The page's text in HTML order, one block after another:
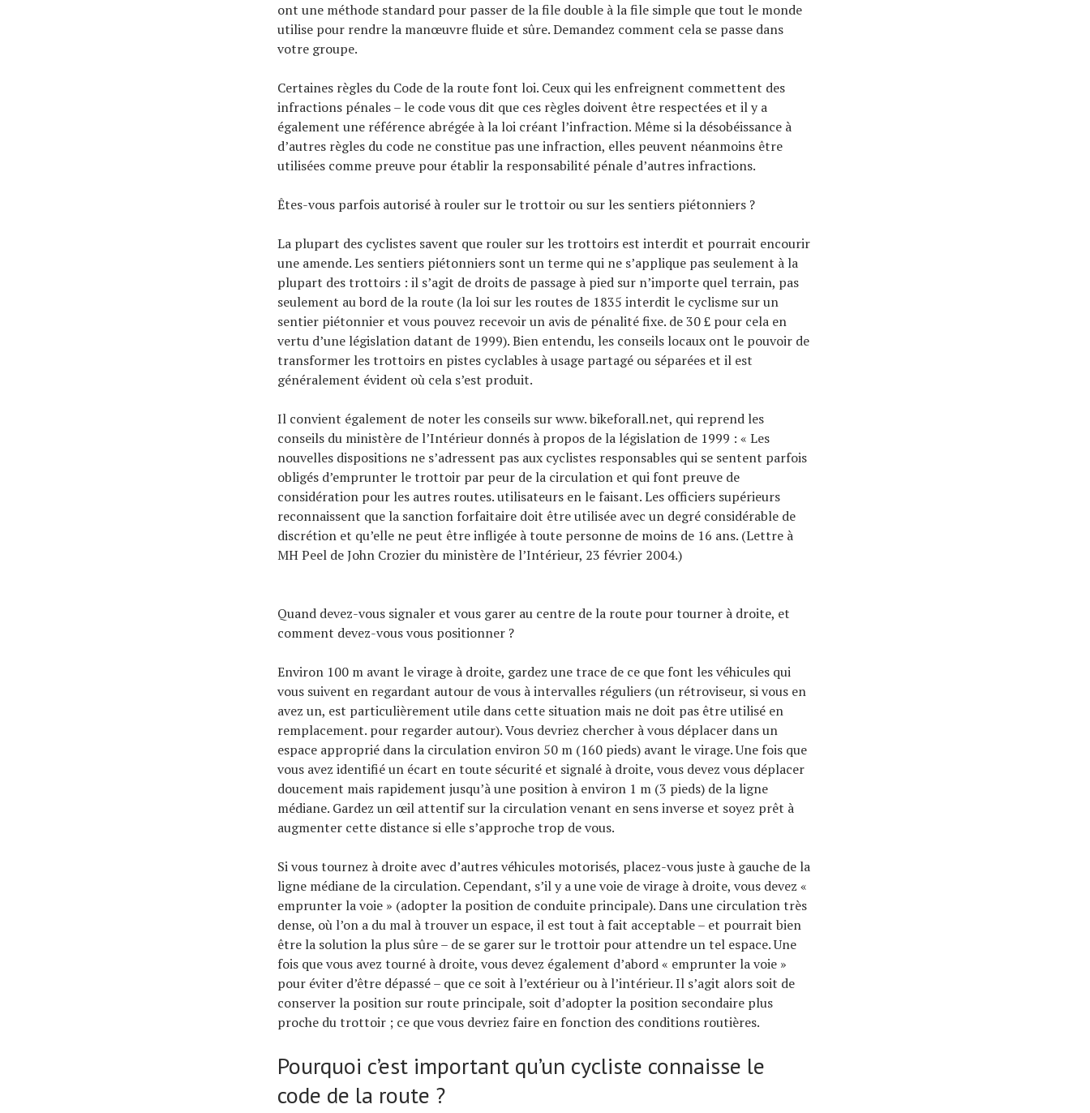
ont une méthode standard pour passer de la file double à la file simple que tout le monde
utilise pour rendre la manœuvre fluide et sûre. Demandez comment cela se passe dans
votre groupe.
Certaines règles du Code de la route font loi. Ceux qui les enfreignent commettent des
infractions pénales – le code vous dit que ces règles doivent être respectées et il y a
également une référence abrégée à la loi créant l’infraction. Même si la désobéissance à
d’autres règles du code ne constitue pas une infraction, elles peuvent néanmoins être
utilisées comme preuve pour établir la responsabilité pénale d’autres infractions.
Êtes-vous parfois autorisé à rouler sur le trottoir ou sur les sentiers piétonniers ?
La plupart des cyclistes savent que rouler sur les trottoirs est interdit et pourrait encourir
une amende. Les sentiers piétonniers sont un terme qui ne s’applique pas seulement à la
plupart des trottoirs : il s’agit de droits de passage à pied sur n’importe quel terrain, pas
seulement au bord de la route (la loi sur les routes de 1835 interdit le cyclisme sur un
sentier piétonnier et vous pouvez recevoir un avis de pénalité fixe. de 30 £ pour cela en
vertu d’une législation datant de 1999). Bien entendu, les conseils locaux ont le pouvoir de
transformer les trottoirs en pistes cyclables à usage partagé ou séparées et il est
généralement évident où cela s’est produit.
Il convient également de noter les conseils sur www. bikeforall.net, qui reprend les
conseils du ministère de l’Intérieur donnés à propos de la législation de 1999 : « Les
nouvelles dispositions ne s’adressent pas aux cyclistes responsables qui se sentent parfois
obligés d’emprunter le trottoir par peur de la circulation et qui font preuve de
considération pour les autres routes. utilisateurs en le faisant. Les officiers supérieurs
reconnaissent que la sanction forfaitaire doit être utilisée avec un degré considérable de
discrétion et qu’elle ne peut être infligée à toute personne de moins de 16 ans. (Lettre à
MH Peel de John Crozier du ministère de l’Intérieur, 23 février 2004.)
Quand devez-vous signaler et vous garer au centre de la route pour tourner à droite, et
comment devez-vous vous positionner ?
Environ 100 m avant le virage à droite, gardez une trace de ce que font les véhicules qui
vous suivent en regardant autour de vous à intervalles réguliers (un rétroviseur, si vous en
avez un, est particulièrement utile dans cette situation mais ne doit pas être utilisé en
remplacement. pour regarder autour). Vous devriez chercher à vous déplacer dans un
espace approprié dans la circulation environ 50 m (160 pieds) avant le virage. Une fois que
vous avez identifié un écart en toute sécurité et signalé à droite, vous devez vous déplacer
doucement mais rapidement jusqu’à une position à environ 1 m (3 pieds) de la ligne
médiane. Gardez un œil attentif sur la circulation venant en sens inverse et soyez prêt à
augmenter cette distance si elle s’approche trop de vous.
Si vous tournez à droite avec d’autres véhicules motorisés, placez-vous juste à gauche de la
ligne médiane de la circulation. Cependant, s’il y a une voie de virage à droite, vous devez «
emprunter la voie » (adopter la position de conduite principale). Dans une circulation très
dense, où l’on a du mal à trouver un espace, il est tout à fait acceptable – et pourrait bien
être la solution la plus sûre – de se garer sur le trottoir pour attendre un tel espace. Une
fois que vous avez tourné à droite, vous devez également d’abord « emprunter la voie »
pour éviter d’être dépassé – que ce soit à l’extérieur ou à l’intérieur. Il s’agit alors soit de
conserver la position sur route principale, soit d’adopter la position secondaire plus
proche du trottoir ; ce que vous devriez faire en fonction des conditions routières.
Pourquoi c’est important qu’un cycliste connaisse le
code de la route ?